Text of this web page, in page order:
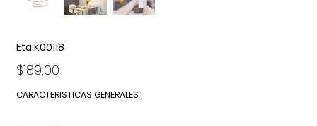
Eta K00118
Precio
$189,00
CARACTERISTICAS GENERALES